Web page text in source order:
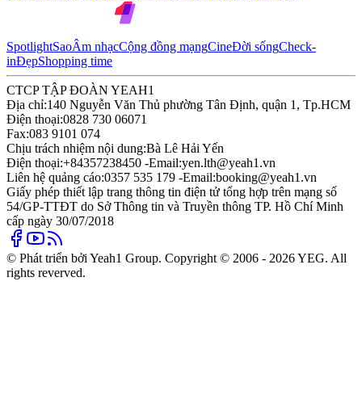
SpotlightSaoÂm nhạcCộng đồng mạngCineĐời sốngCheck-
inĐẹpShopping time
CTCP TẬP ĐOÀN YEAH1
Địa chỉ:140 Nguyễn Văn Thủ phường Tân Định, quận 1, Tp.HCM
Điện thoại:0828 730 06071
Fax:083 9101 074
Chịu trách nhiệm nội dung:Bà Lê Hải Yến
Điện thoại:+84357238450 -Email:yen.lth@yeah1.vn
Liên hệ quảng cáo:0357 535 179 -Email:booking@yeah1.vn
Giấy phép thiết lập trang thông tin điện tử tổng hợp trên mạng số
54/GP-TTĐT do Sở Thông tin và Truyền thông TP. Hồ Chí Minh
cấp ngày 30/07/2018
© Phát triển bởi Yeah1 Group. Copyright © 2006 - 2026 YEG. All
rights reverved.